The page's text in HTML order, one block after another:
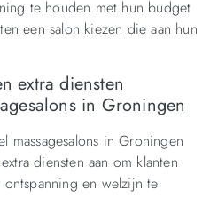
te houden met hun budget
een salon kiezen die aan hun
extra diensten
in Groningen
massagesalons in Groningen
diensten aan om klanten
en welzijn te